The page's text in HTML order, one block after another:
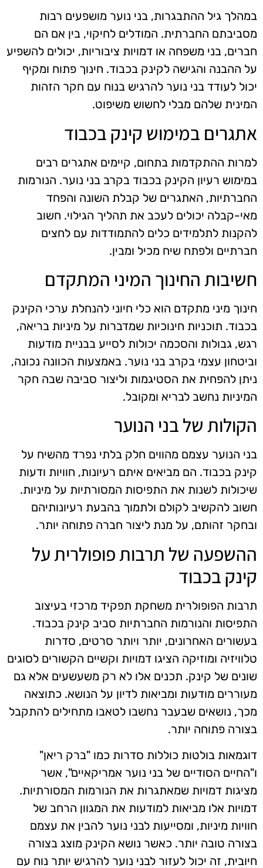
במהלך גיל ההתבגרות, בני נוער מושפעים רבות
מסביבתם החברתית. המודלים לחיקוי, בין אם הם
חברים, בני משפחה או דמויות ציבוריות, יכולים להשפיע
על ההבנה והגישה לקינק בכבוד. חינוך פתוח ומקיף
יכול לעודד בני נוער להרגיש בנוח עם חקר הזהות
המינית שלהם מבלי לחשוש משיפוט.
אתגרים במימוש קינק בכבוד
למרות ההתקדמות בתחום, קיימים אתגרים רבים
במימוש רעיון הקינק בכבוד בקרב בני נוער. הנורמות
החברתיות, האתגרים של קבלת השונה והפחד
מאי-קבלה יכולים לעכב את תהליך הגילוי. חשוב
להקנות לתלמידים כלים להתמודדות עם לחצים
חברתיים ולפתח שיח מכיל ומבין.
חשיבות החינוך המיני המתקדם
חינוך מיני מתקדם הוא כלי חיוני להנחלת ערכי הקינק
בכבוד. תוכניות חינוכיות שמדברות על מיניות בריאה,
רגש, גבולות והסכמה יכולות לסייע בבניית מודעות
וביטחון עצמי בקרב בני נוער. באמצעות הכוונה נכונה,
ניתן להפחית את הסטיגמות וליצור סביבה שבה חקר
המיניות נחשב לבריא ומקובל.
הקולות של בני הנוער
בני הנוער עצמם מהווים חלק בלתי נפרד מהשיח על
קינק בכבוד. הם מביאים איתם רעיונות, חוויות ודעות
שיכולות לשנות את התפיסות המסורתיות על מיניות.
חשוב להקשיב לקולם ולתמוך בהבעת רעיונותיהם
ובחקר זהותם, על מנת ליצור חברה פתוחה יותר.
ההשפעה של תרבות פופולרית על
קינק בכבוד
תרבות הפופולרית משחקת תפקיד מרכזי בעיצוב
התפיסות והנורמות החברתיות סביב קינק בכבוד.
בעשורים האחרונים, יותר ויותר סרטים, סדרות
טלוויזיה ומוזיקה הציגו דמויות וקשיים הקשורים לסוגים
שונים של קינק. תכנים אלו לא רק משעשעים אלא גם
מעוררים מודעות ומביאות לדיון על הנושא. כתוצאה
מכך, נושאים שבעבר נחשבו לטאבו מתחילים להתקבל
בצורה פתוחה יותר.
דוגמאות בולטות כוללות סדרות כמו "ברק ריאן"
ו"החיים הסודיים של בני נוער אמריקאיים", אשר
מציגות דמויות שמאתגרות את הנורמות המסורתיות.
דמויות אלו מביאות למודעות את המגוון הרחב של
חוויות מיניות, ומסייעות לבני נוער להבין את עצמם
בצורה טובה יותר. כאשר נושא הקינק מוצג בצורה
חיובית, זה יכול לעזור לבני נוער להרגיש יותר נוח עם